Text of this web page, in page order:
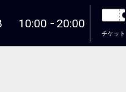
10:00 20:00
チケット